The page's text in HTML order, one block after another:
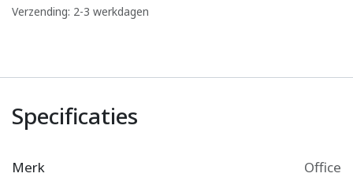
Verzending: 2-3 werkdagen
Specificaties
Merk Office